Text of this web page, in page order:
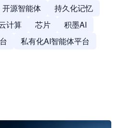
开源智能体
持久化记忆
计算 芯片
积墨AI
私有化AI智能体平台